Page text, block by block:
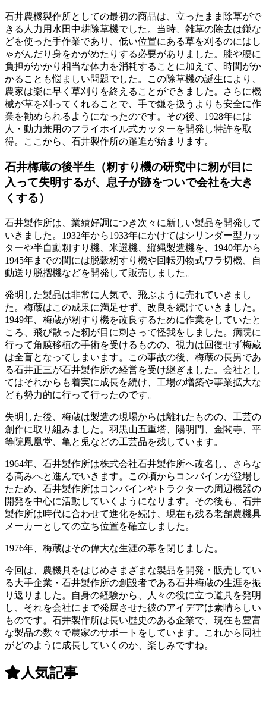
石井農機製作所としての最初の商品は、立ったまま除草がで
きる人力用水田中耕除草機でした。当時、雑草の除去は鎌な
どを使った手作業であり、低い位置にある草を刈るのにはし
ゃがんだり身をかがめたりする必要がありました。膝や腰に
負担がかかり相当な体力を消耗することに加えて、時間がか
かることも悩ましい問題でした。この除草機の誕生により、
農家は楽に早く草刈りを終えることができました。さらに機
械が草を刈ってくれることで、手で鎌を扱うよりも安全に作
業を勧められるようになったのです。その後、1928年には
人・動力兼用のフライホイル式カッターを開発し特許を取
得。ここから、石井製作所の躍進が始まります。
石井梅蔵の後半生（籾すり機の研究中に籾が目に
入って失明するが、息子が跡をついで会社を大き
くする）
石井製作所は、業績好調につき次々に新しい製品を開発して
いきました。1932年から1933年にかけてはシリンダー型カッ
ターや半自動籾すり機、米選機、縦縄製造機を、1940年から
1945年までの間には脱穀籾すり機や回転刃物式ワラ切機、自
動送り脱摺機などを開発して販売しました。
発明した製品は非常に人気で、飛ぶように売れていきまし
た。梅蔵はこの成果に満足せず、改良を続けていきました。
1949年、梅蔵が籾すり機を改良するために作業をしていたと
ころ、飛び散った籾が目に刺さって怪我をしました。病院に
行って角膜移植の手術を受けるものの、視力は回復せず梅蔵
は全盲となってしまいます。この事故の後、梅蔵の長男であ
る石井正三が石井製作所の経営を受け継ぎました。会社とし
てはそれからも着実に成長を続け、工場の増築や事業拡大な
ども勢力的に行って行ったのです。
失明した後、梅蔵は製造の現場からは離れたものの、工芸の
創作に取り組みました。羽黒山五重塔、陽明門、金閣寺、平
等院鳳凰堂、亀と兎などの工芸品を残しています。
1964年、石井製作所は株式会社石井製作所へ改名し、さらな
る高みへと進んでいきます。この頃からコンバインが登場し
たため、石井製作所はコンバインやトラクターの周辺機器の
開発を中心に活動していくようになります。その後も、石井
製作所は時代に合わせて進化を続け、現在も残る老舗農機具
メーカーとしての立ち位置を確立しました。
1976年、梅蔵はその偉大な生涯の幕を閉じました。
今回は、農機具をはじめさまざまな製品を開発・販売してい
る大手企業・石井製作所の創設者である石井梅蔵の生涯を振
り返りました。自身の経験から、人々の役に立つ道具を発明
し、それを会社にまで発展させた彼のアイデアは素晴らしい
ものです。石井製作所は長い歴史のある企業で、現在も豊富
な製品の数々で農家のサポートをしています。これから同社
がどのように成長していくのか、楽しみですね。
人気記事